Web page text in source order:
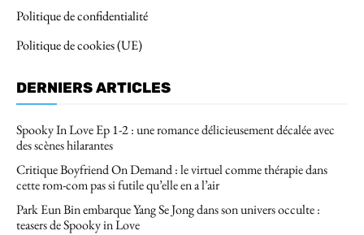
Politique de confidentialité
Politique de cookies (UE)
DERNIERS ARTICLES
Spooky In Love Ep 1-2 : une romance délicieusement décalée avec
des scènes hilarantes
Critique Boyfriend On Demand : le virtuel comme thérapie dans
cette rom-com pas si futile qu’elle en a l’air
Park Eun Bin embarque Yang Se Jong dans son univers occulte :
teasers de Spooky in Love